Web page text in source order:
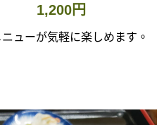
1,200円
ューが気軽に楽しめます。